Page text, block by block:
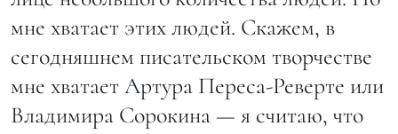
мне хватает этих людей. Скажем, в
сегодняшнем писательском творчестве
мне хватает Артура Переса-Реверте или
Владимира Сорокина — я считаю, что